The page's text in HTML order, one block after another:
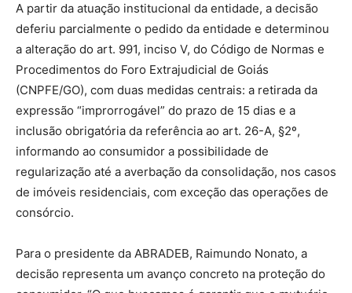
A partir da atuação institucional da entidade, a decisão
deferiu parcialmente o pedido da entidade e determinou
a alteração do art. 991, inciso V, do Código de Normas e
Procedimentos do Foro Extrajudicial de Goiás
(CNPFE/GO), com duas medidas centrais: a retirada da
expressão “improrrogável” do prazo de 15 dias e a
inclusão obrigatória da referência ao art. 26-A, §2º,
informando ao consumidor a possibilidade de
regularização até a averbação da consolidação, nos casos
de imóveis residenciais, com exceção das operações de
consórcio.
Para o presidente da ABRADEB, Raimundo Nonato, a
decisão representa um avanço concreto na proteção do